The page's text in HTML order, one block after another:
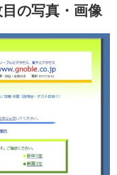
の写真・画像